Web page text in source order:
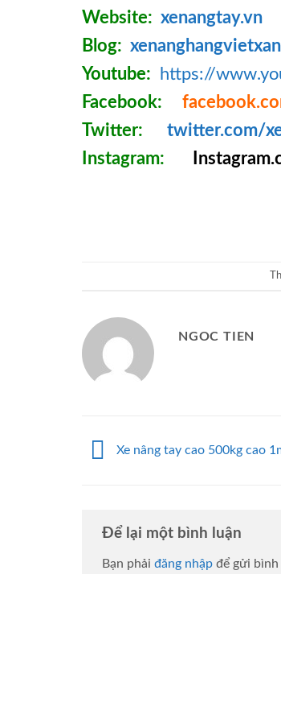
Website: xenangtay.vn
Blog:
Youtube:
https://
Facebook:
Twitter:
twitter.com/
Instagram:
NGOC TIEN
Xe nâng tay cao 500kg cao
Để lại một bình luận
Bạn phải đăng nhập để gửi bình